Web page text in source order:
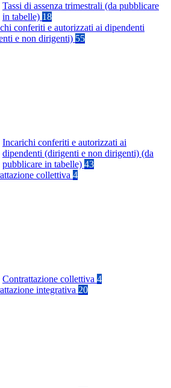
Tassi di assenza trimestrali (da pubblicare
in tabelle) 18
conferiti e autorizzati ai dipendenti
e non dirigenti) 55
Incarichi conferiti e autorizzati ai
dipendenti (dirigenti e non dirigenti) (da
pubblicare in tabelle) 43
collettiva 4
Contrattazione collettiva 4
integrativa 20